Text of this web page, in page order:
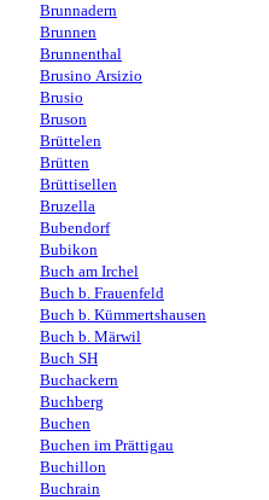
Brunnadern
Brunnen
Brunnenthal
Brusino Arsizio
Brusio
Bruson
Brüttelen
Brütten
Brüttisellen
Bruzella
Bubendorf
Bubikon
Buch am Irchel
Buch b. Frauenfeld
Buch b. Kümmertshausen
Buch b. Märwil
Buch SH
Buchackern
Buchberg
Buchen
Buchen im Prättigau
Buchillon
Buchrain